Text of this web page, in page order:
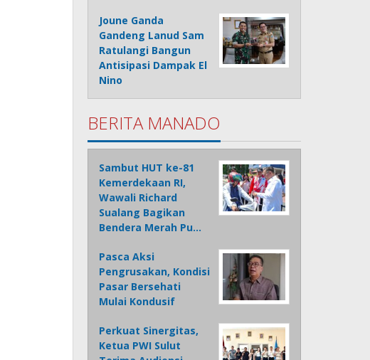
Joune Ganda
Gandeng Lanud Sam
Ratulangi Bangun
Antisipasi Dampak El
Nino
BERITA MANADO
Sambut HUT ke-81
Kemerdekaan RI,
Wawali Richard
Sualang Bagikan
Bendera Merah Pu…
Pasca Aksi
Pengrusakan, Kondisi
Pasar Bersehati
Mulai Kondusif
Perkuat Sinergitas,
Ketua PWI Sulut